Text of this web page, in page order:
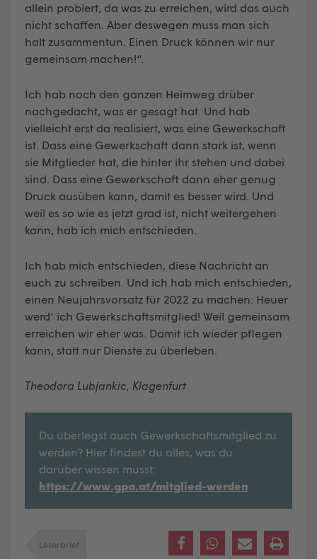
allein probiert, da was zu erreichen, wird das auch
nicht schaffen. Aber deswegen muss man sich
halt zusammentun. Einen Druck können wir nur
gemeinsam machen!“.
Ich hab noch den ganzen Heimweg drüber
nachgedacht, was er gesagt hat. Und hab
vielleicht erst da realisiert, was eine Gewerkschaft
ist. Dass eine Gewerkschaft dann stark ist, wenn
sie Mitglieder hat, die hinter ihr stehen und dabei
sind. Dass eine Gewerkschaft dann eher genug
Druck ausüben kann, damit es besser wird. Und
weil es so wie es jetzt grad ist, nicht weitergehen
kann, hab ich mich entschieden.
Ich hab mich entschieden, diese Nachricht an
euch zu schreiben. Und ich hab mich entschieden,
einen Neujahrsvorsatz für 2022 zu machen: Heuer
werd‘ ich Gewerkschaftsmitglied! Weil gemeinsam
erreichen wir eher was. Damit ich wieder pflegen
kann, statt nur Dienste zu überleben.
Theodora Lubjankic, Klagenfurt
Du überlegst auch Gewerkschaftsmitglied zu
werden? Hier findest du alles, was du
darüber wissen musst:
https://www.gpa.at/mitglied-werden
Leserbrief